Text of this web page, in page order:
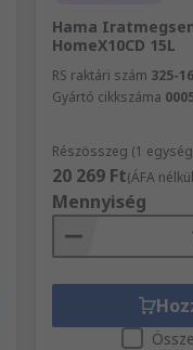
Hama
HomeX10CD 15L
RS raktári szám 325-
Gyártó cikkszáma
Részösszeg (1
20 269 Ft(ÁFA
Mennyiség